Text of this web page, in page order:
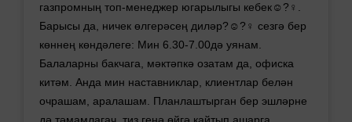
газпромның топ-менеджер югарылыгы кебек☺️?‍♀️.
Барысы да, ничек өлгерәсең диләр?☺️?‍♀️ сезгә бер
көннең көндәлеге: Мин 6.30-7.00дә уянам.
Балаларны бакчага, мәктәпкә озатам да, офиска
китәм. Анда мин наставниклар, клиентлар белән
очрашам, аралашам. Планлаштырган бер эшләрне